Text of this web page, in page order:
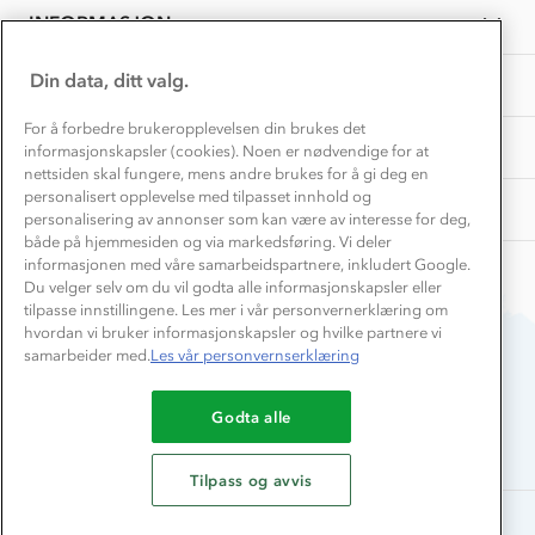
2023
INFORMASJON
OM OSS
Samarbeide med oss?
TIPS OG RÅD
Store størrelser
Turmat oppskrifter
Beredskap
AKTIVITETER
Leirskole 🥾
Barnehageansatt
Tips til hyttetur
Du betaler enkelt med
Din data, ditt valg.
For å forbedre brukeropplevelsen din brukes det
informasjonskapsler (cookies). Noen er nødvendige for at
nettsiden skal fungere, mens andre brukes for å gi deg en
personalisert opplevelse med tilpasset innhold og
personalisering av annonser som kan være av interesse for deg,
både på hjemmesiden og via markedsføring. Vi deler
informasjonen med våre samarbeidspartnere, inkludert Google.
Du velger selv om du vil godta alle informasjonskapsler eller
tilpasse innstillingene. Les mer i vår personvernerklæring om
hvordan vi bruker informasjonskapsler og hvilke partnere vi
samarbeider med.Les vår personvernserklæring
Godta alle
Tilpass og avvis